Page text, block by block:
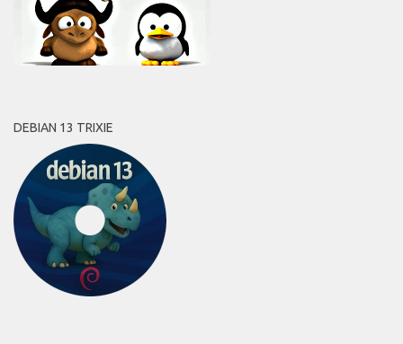
DEBIAN 13 TRIXIE